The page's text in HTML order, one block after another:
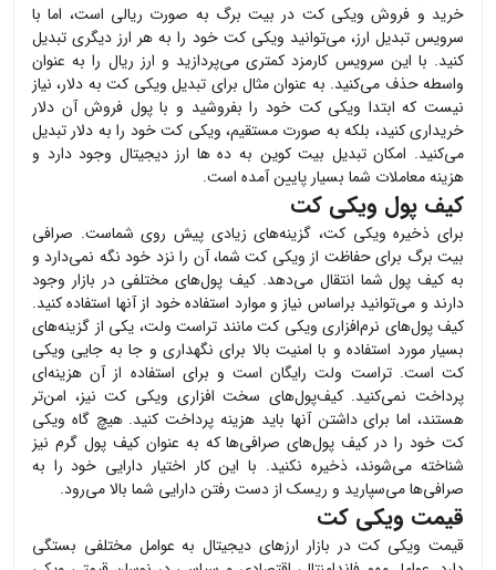
خرید و فروش ویکی کت در بیت برگ به صورت ریالی است، اما با
سرویس تبدیل ارز، می‌توانید ویکی کت خود را به هر ارز دیگری تبدیل
کنید. با این سرویس کارمزد کمتری می‌پردازید و ارز ریال را به عنوان
واسطه حذف می‌کنید. به عنوان مثال برای تبدیل ویکی کتبه دلار، نیاز
نیست که ابتدا ویکی کت خود را بفروشید و با پول فروش آن دلار
خریداری کنید، بلکه به صورت مستقیم، ویکی کتخود را به دلار تبدیل
می‌کنید. امکان تبدیل بیت کوین به ده ها ارز دیجیتال وجود دارد و
هزینه معاملات شما بسیار پایین آمده است.
کیف پول ویکی کت
برای ذخیره ویکی کت، گزینه‌های زیادی پیش روی شماست. صرافی
بیت برگ برای حفاظت از ویکی کتشما، آن را نزد خود نگه نمی‌دارد و
به کیف پول شما انتقال می‌دهد. کیف پول‌های مختلفی در بازار وجود
دارند و می‌توانید براساس نیاز و موارد استفاده خود از آنها استفاده کنید.
کیف پول‌های نرم‌افزاری ویکی کتمانند تراست ولت، یکی از گزینه‌های
بسیار مورد استفاده و با امنیت بالا برای نگهداری و جا به جایی ویکی
کت است. تراست ولت رایگان است و برای استفاده از آن هزینه‌ای
پرداخت نمی‌کنید. کیف‌پول‌های سخت افزاری ویکی کتنیز، امن‌تر
هستند، اما برای داشتن آنها باید هزینه پرداخت کنید. هیچ گاه ویکی
کت خود را در کیف پول‌های صرافی‌ها که به عنوان کیف پول گرم نیز
شناخته می‌شوند، ذخیره نکنید. با این کار اختیار دارایی خود را به
صرافی‌ها می‌سپارید و ریسک از دست رفتن دارایی شما بالا می‌رود.
قیمت ویکی کت
قیمت ویکی کتدر بازار ارزهای دیجیتال به عوامل مختلفی بستگی